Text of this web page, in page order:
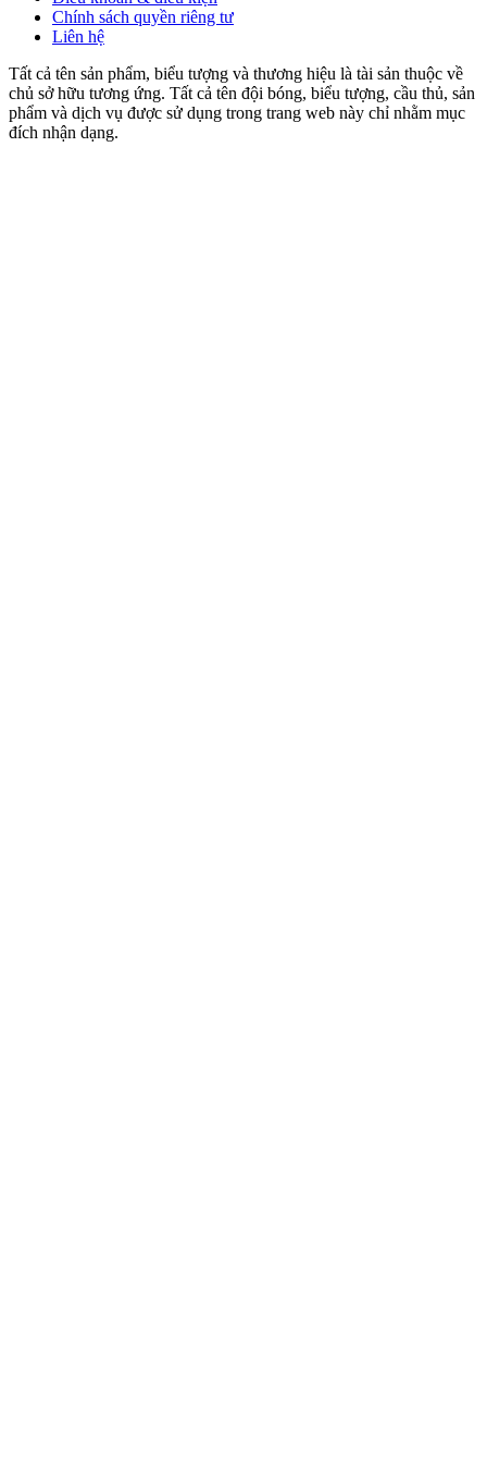
Chính sách quyền riêng tư
Liên hệ
Tất cả tên sản phẩm, biểu tượng và thương hiệu là tài sản thuộc về
chủ sở hữu tương ứng. Tất cả tên đội bóng, biểu tượng, cầu thủ, sản
phẩm và dịch vụ được sử dụng trong trang web này chỉ nhằm mục
đích nhận dạng.